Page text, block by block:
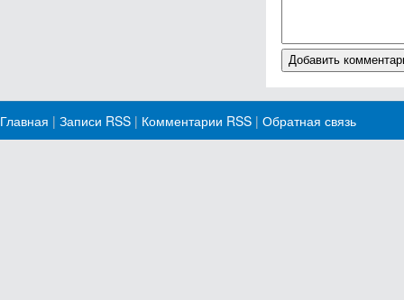
Главная | Записи RSS | Комментарии RSS | Обратная связь